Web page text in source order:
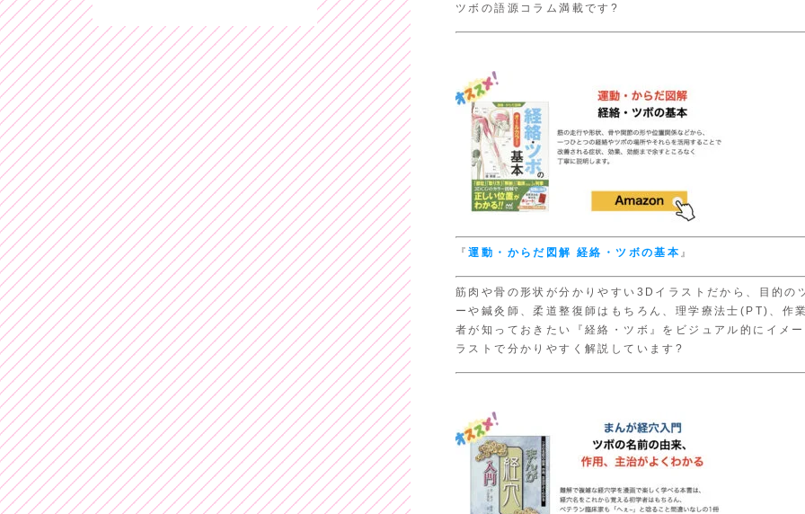
ツボの語源コラム満載です?
『運動・からだ図解 経絡・ツボの基本 』
筋肉や骨の形状が分かりやすい3Dイラストだから、目的の
ーや鍼灸師、柔道整復師はもちろん、理学療法士(PT)、作
者が知っておきたい『経絡・ツボ』をビジュアル的にイメ
ラストで分かりやすく解説しています?